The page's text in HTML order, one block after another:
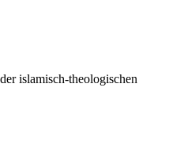
islamisch-theologischen